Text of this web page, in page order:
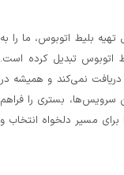
۲۴ ساعته و سادگی تهیه بلیط اتوبوس، ما را به
اتوبوس تبدیل کرده است.
دریافت نمی‌کند و همیشه در
سرویس‌ها، بستری را فراهم
مسیر دلخواه انتخاب و